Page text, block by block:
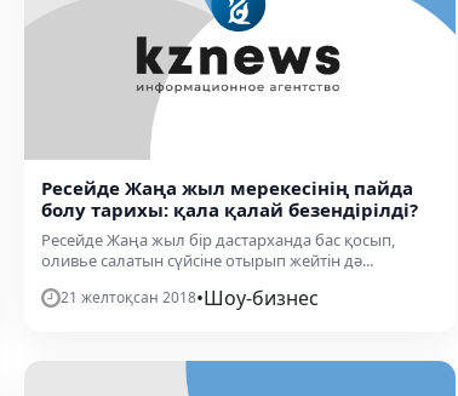
Ресейде Жаңа жыл мерекесінің пайда
болу тарихы: қала қалай безендірілді?
Ресейде Жаңа жыл бір дастарханда бас қосып,
оливье салатын сүйсіне отырып жейтін дә...
21 желтоқсан 2018•Шоу-бизнес